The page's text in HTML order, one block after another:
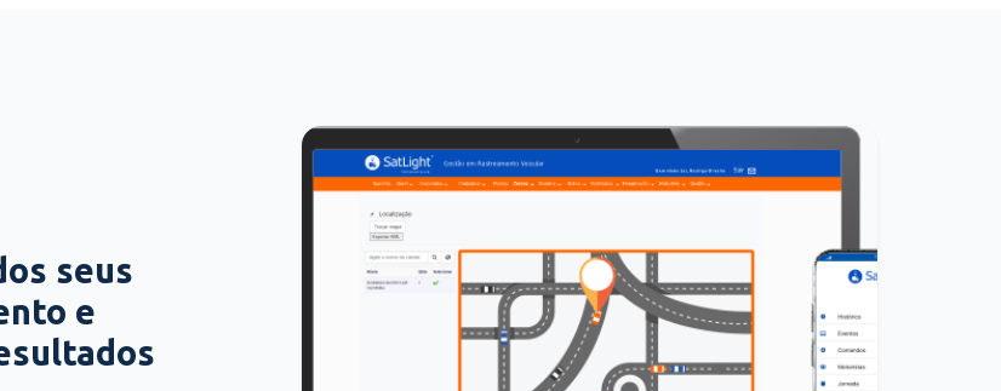
seus
e